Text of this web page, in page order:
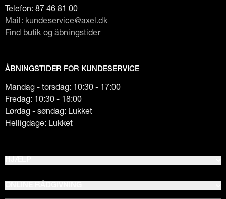
Telefon: 87 46 81 00
Mail: kundeservice@axel.dk
Find butik og åbningstider
ÅBNINGSTIDER FOR KUNDESERVICE
Mandag - torsdag: 10:30 - 17:00
Fredag: 10:30 - 18:00
Lørdag - søndag: Lukket
Helligdage: Lukket